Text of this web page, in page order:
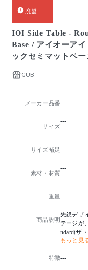
廃盤
IOI Side Table -
Base / アイオーア
ックセミマットベー
GUBI
メーカー品番---
サイズ
---
サイズ補足
---
素材・材質
---
重量
---
商品説明
先鋭デザ
テージが
ndard(ザ
レストラ
素材の厳
もっと見
特徴---